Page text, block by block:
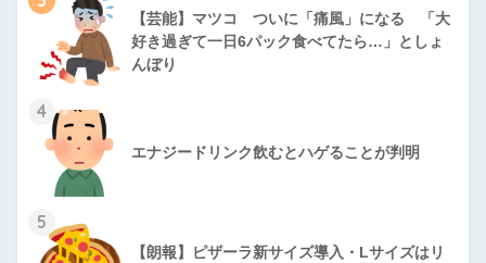
【芸能】マツコ ついに「痛風」になる 「大
好き過ぎて一日6パック食べてたら…」としょ
んぼり
4
エナジードリンク飲むとハゲることが判明
5
【朗報】ピザーラ新サイズ導入・Lサイズはリ